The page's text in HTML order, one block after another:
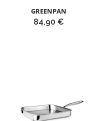
GREENPAN
Prix
84,90 €